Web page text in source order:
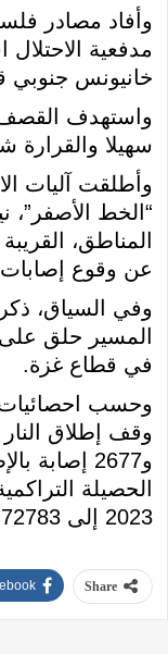
وأفاد مصادر
مدفعية
خانيونس جنوبي
واستهدف القصف
سهيلا
وأطلقت آليات
“الخط الأصفر”،
المناطق،
عن وقوع
وفي السياق،
المسير حلق
في قطاع غزة.
وحسب احصائيات
2023 إلى 72783 شهيداً و172779 إصابة.
Share